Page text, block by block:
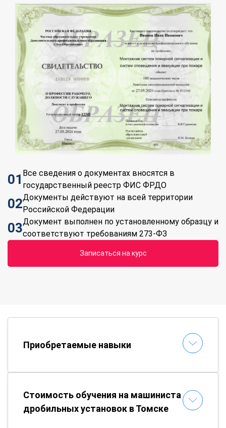
01 Все сведения о документах вносятся в
государственный реестр ФИС ФРДО
02Документы действуют на всей территории
Российской Федерации
03Документ выполнен по установленному образцу и
соответствуют требованиям 273-ФЗ
Записаться на курс
Приобретаемые навыки
Стоимость обучения на машиниста
дробильных установок в Томске